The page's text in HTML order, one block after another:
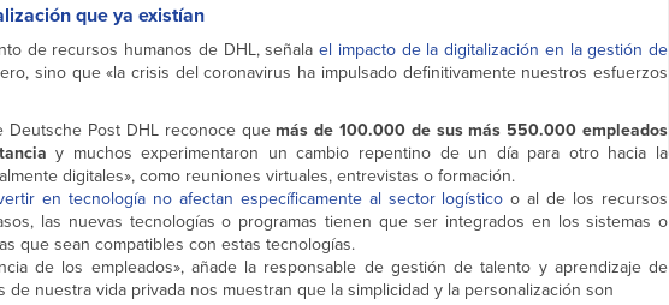
que ya existían
de recursos humanos de DHL, señala el impacto de la digitalización en la gestión de
sino que «la crisis del coronavirus ha impulsado definitivamente nuestros esfuerzos
Post DHL reconoce que más de 100.000 de sus más 550.000 empleados
y muchos experimentaron un cambio repentino de un día para otro hacia la
digitales», como reuniones virtuales, entrevistas o formación.
en tecnología no afectan específicamente al sector logístico o al de los recursos
las nuevas tecnologías o programas tienen que ser integrados en los sistemas o
que sean compatibles con estas tecnologías.
de los empleados», añade la responsable de gestión de talento y aprendizaje de
nuestra vida privada nos muestran que la simplicidad y la personalización son